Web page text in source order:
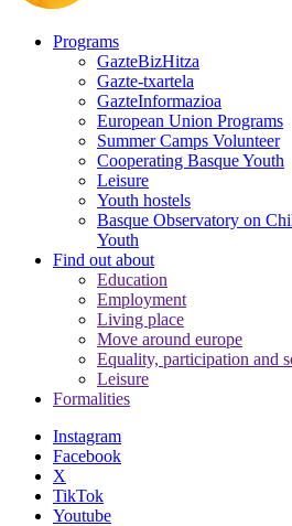
Programs
GazteBizHitza
Gazte-txartela
GazteInformazioa
European Union Programs
Summer Camps Volunteer
Cooperating Basque Youth
Leisure
Youth hostels
Basque Observatory on
Youth
Find out about
Education
Employment
Living place
Move around europe
Equality, participation and
Leisure
Formalities
Instagram
Facebook
X
TikTok
Youtube